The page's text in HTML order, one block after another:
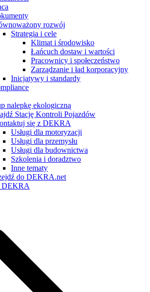
rozwój
Strategia i cele
Klimat i środowisko
Łańcuch dostaw i wartości
Pracownicy i społeczeństwo
Zarządzanie i ład korporacyjny
Inicjatywy i standardy
nalepkę ekologiczną
Stację Kontroli Pojazdów
się z DEKRA
Usługi dla motoryzacji
Usługi dla przemysłu
Usługi dla budownictwa
Szkolenia i doradztwo
Inne tematy
do DEKRA.net
DEKRA